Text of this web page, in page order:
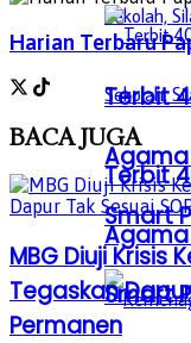
Terbit
Agama
Smart
Terbit
Agama
Smart
Harian Terbaru
BACAJUGA
MBG Diuji Krisis
Tegaskan
Permanen